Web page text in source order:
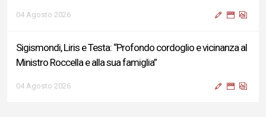
04 Agosto 2026
Sigismondi, Liris e Testa: “Profondo cordoglio e vicinanza al
Ministro Roccella e alla sua famiglia”
04 Agosto 2026